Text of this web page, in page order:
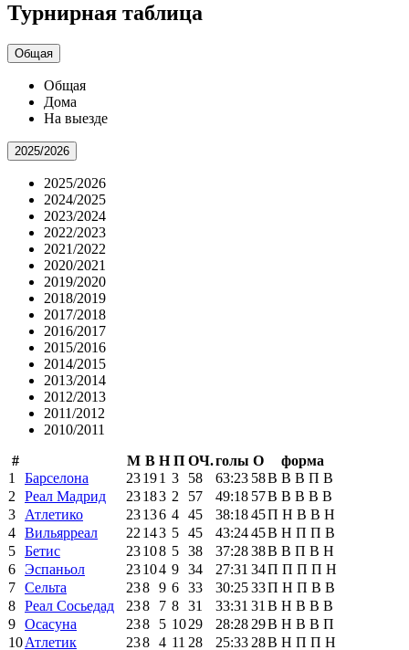
Турнирная таблица
Общая
Общая
Дома
На выезде
2025/2026
2025/2026
2024/2025
2023/2024
2022/2023
2021/2022
2020/2021
2019/2020
2018/2019
2017/2018
2016/2017
2015/2016
2014/2015
2013/2014
2012/2013
2011/2012
2010/2011
#
М В Н П ОЧ.голы О
форма
1
Барселона 23191 3 58 63:23 58В В В П В
2
Реал Мадрид 23183 2 57 49:18 57В В В В В
3
Атлетико 23136 4 45 38:1845П Н В В Н
4 Вильярреал 22 143 5 45 43:2445В Н П П В
5 Бетис 23108 5 38 37:2838В В П В Н
6 Эспаньол 23104 9 34 27:31 34П П П П Н
7 Сельта 238 9 6 33 30:2533П Н П В В
8 Реал Сосьедад 238 7 8 31 33:31 31 В Н В В В
9 Осасуна 238 5 1029 28:28 29В Н В В П
10Атлетик 238 4 11 28 25:33 28В Н П П Н